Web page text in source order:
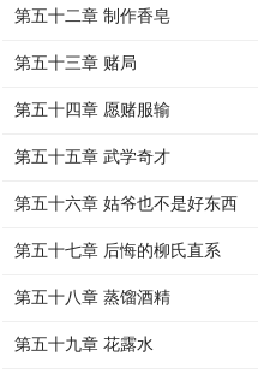
第五十二章 制作香皂
第五十三章 赌局
第五十四章 愿赌服输
第五十五章 武学奇才
第五十六章 姑爷也不是好东西
第五十七章 后悔的柳氏直系
第五十八章 蒸馏酒精
第五十九章 花露水